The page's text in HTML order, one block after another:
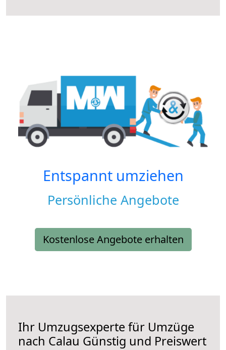
Entspannt umziehen
Persönliche Angebote
Kostenlose Angebote erhalten
Ihr Umzugsexperte für Umzüge
nach Calau Günstig und Preiswert